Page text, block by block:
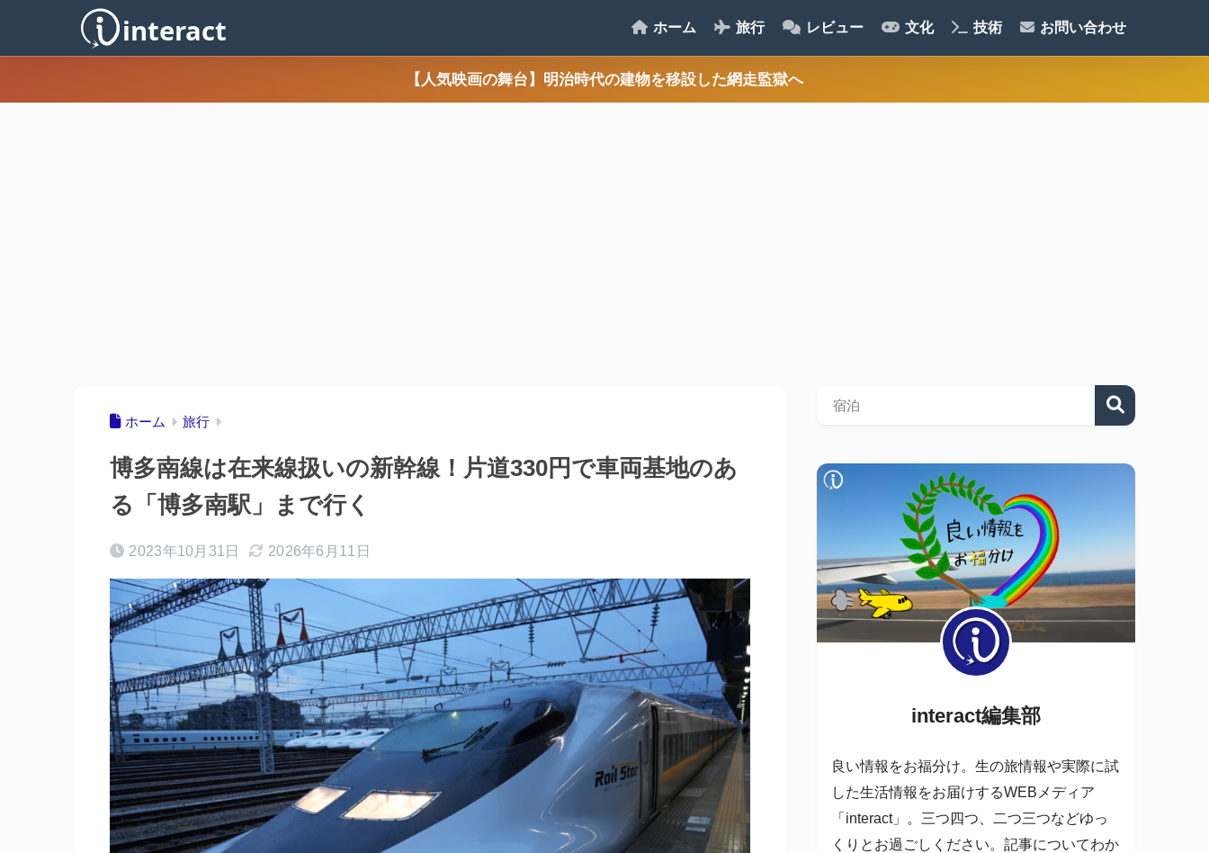
ホーム 旅行 レビュー 文化 技術 お問い合わせ
【人気映画の舞台】明治時代の建物を移設した網走監獄へ
ホーム 旅行
博多南線は在来線扱いの新幹線！片道330円で車両基地のあ
る「博多南駅」まで行く
2023年10月31日 2026年6月11日
interact編集部
良い情報をお福分け。生の旅情報や実際に試
した生活情報をお届けするWEBメディア
「interact」。三つ四つ、二つ三つなどゆっ
くりとお過ごしください。記事についてわか